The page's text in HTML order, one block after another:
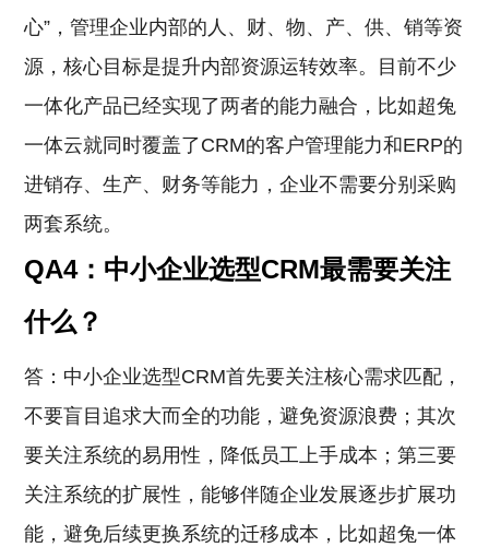
心”，管理企业内部的人、财、物、产、供、销等资
源，核心目标是提升内部资源运转效率。目前不少
一体化产品已经实现了两者的能力融合，比如超兔
一体云就同时覆盖了CRM的客户管理能力和ERP的
进销存、生产、财务等能力，企业不需要分别采购
两套系统。
QA4：中小企业选型CRM最需要关注
什么？
答：中小企业选型CRM首先要关注核心需求匹配，
不要盲目追求大而全的功能，避免资源浪费；其次
要关注系统的易用性，降低员工上手成本；第三要
关注系统的扩展性，能够伴随企业发展逐步扩展功
能，避免后续更换系统的迁移成本，比如超兔一体